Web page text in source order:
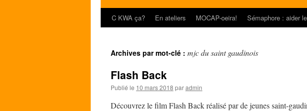
Aller
contenu
C KWA ça? En ateliers MOCAP-oeira! Sémaphore : aider
Archives par mot-clé : mjc du saint gaudinois
Flash Back
Publié le 10 mars 2018 paradmin
Découvrez le film Flash Back réalisé par de jeunes saint-